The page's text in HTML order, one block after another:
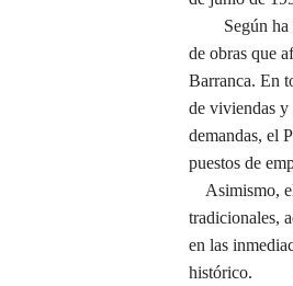
Según ha
de obras que
Barranca. En
de viviendas y
demandas, el
puestos de
Asimismo, el
tradicionales,
en las
histórico.